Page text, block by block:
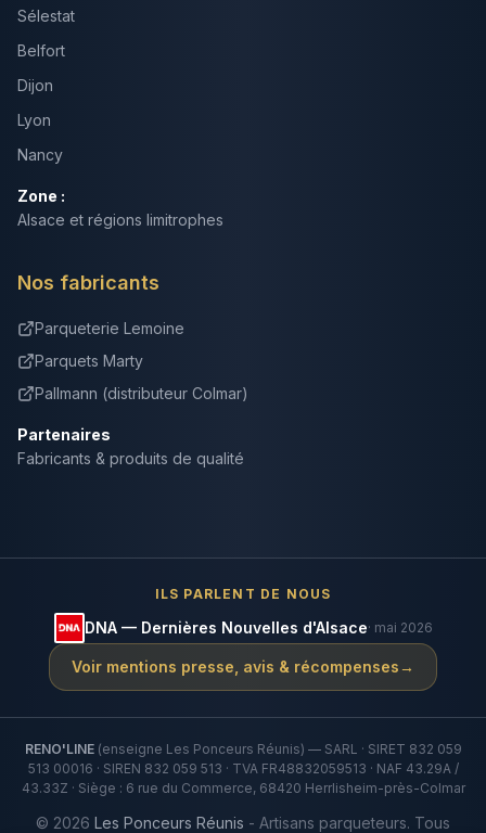
Sélestat
Belfort
Dijon
Lyon
Nancy
Zone :
Alsace et régions limitrophes
Nos fabricants
Parqueterie Lemoine
Parquets Marty
Pallmann (distributeur Colmar)
Partenaires
Fabricants & produits de qualité
ILS PARLENT DE NOUS
DNA — Dernières Nouvelles d'Alsace· mai 2026
Voir mentions presse, avis & récompenses→
RENO'LINE(enseigne Les Ponceurs Réunis) — SARL · SIRET 832 059
513 00016 · SIREN 832 059 513 · TVA FR48832059513 · NAF 43.29A /
43.33Z · Siège : 6 rue du Commerce, 68420 Herrlisheim-près-Colmar
© 2026 Les Ponceurs Réunis - Artisans parqueteurs. Tous